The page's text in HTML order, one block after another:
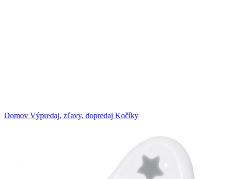
Domov Výpredaj, zľavy, dopredaj Kočíky